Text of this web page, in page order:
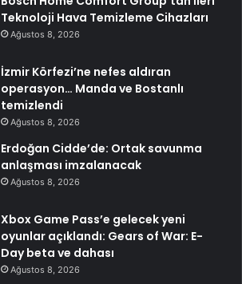
Teknoloji Hava Temizleme Cihazları
Ağustos 8, 2026
İzmir Körfezi’ne nefes aldıran
operasyon… Manda ve Bostanlı
temizlendi
Ağustos 8, 2026
Erdoğan Cidde’de: Ortak savunma
anlaşması imzalanacak
Ağustos 8, 2026
Xbox Game Pass’e gelecek yeni
oyunlar açıklandı: Gears of War: E-
Day beta ve dahası
Ağustos 8, 2026